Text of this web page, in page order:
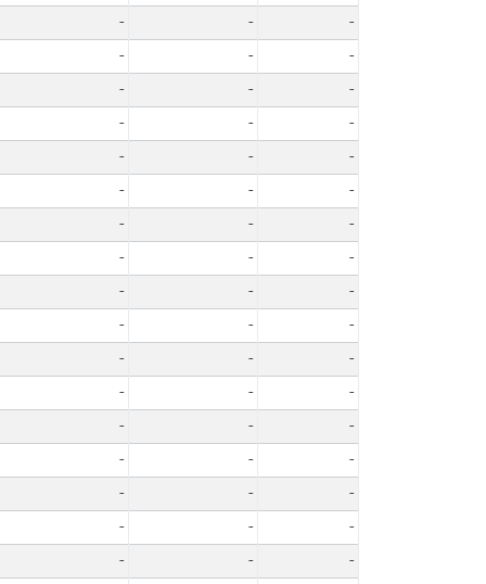
- -
-
- -
-
- -
-
- -
-
- -
-
- -
-
- -
-
- -
-
- -
-
- -
-
- -
-
- -
-
- -
-
- -
-
- -
-
- -
-
- -
-